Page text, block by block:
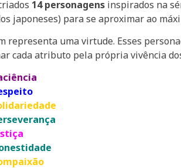
14 personagens inspirados na
japoneses) para se aproximar ao
representa uma virtude. Esses
cada atributo pela própria vivência